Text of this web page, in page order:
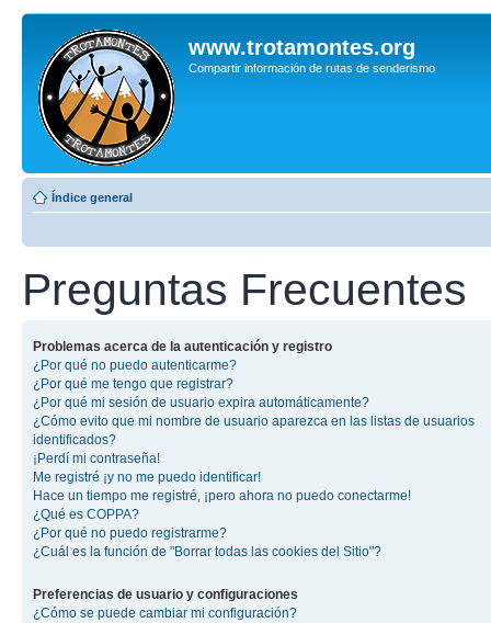
www.trotamontes.org
Compartir información de rutas de senderismo
Índice general
Preguntas Frecuentes
Problemas acerca de la autenticación y registro
¿Por qué no puedo autenticarme?
¿Por qué me tengo que registrar?
¿Por qué mi sesión de usuario expira automáticamente?
¿Cómo evito que mi nombre de usuario aparezca en las listas de usuarios
identificados?
¡Perdí mi contraseña!
Me registré ¡y no me puedo identificar!
Hace un tiempo me registré, ¡pero ahora no puedo conectarme!
¿Qué es COPPA?
¿Por qué no puedo registrarme?
¿Cuál es la función de "Borrar todas las cookies del Sitio"?
Preferencias de usuario y configuraciones
¿Cómo se puede cambiar mi configuración?